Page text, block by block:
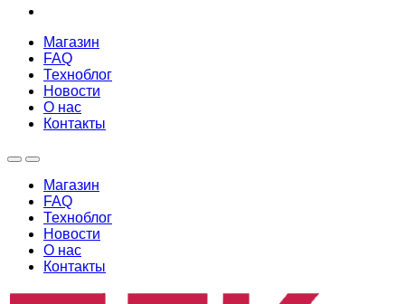
Магазин
FAQ
Техноблог
Новости
О нас
Контакты
Магазин
FAQ
Техноблог
Новости
О нас
Контакты